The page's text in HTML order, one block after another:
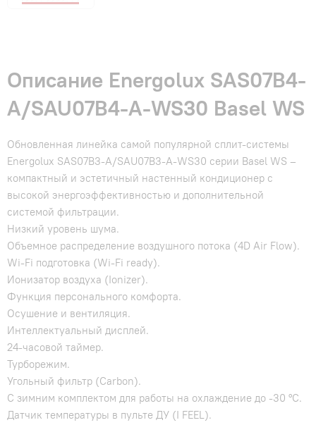
Описание Energolux SAS07B4-
A/SAU07B4-A-WS30 Basel WS
Обновленная линейка самой популярной сплит-системы
Energolux SAS07B3-A/SAU07B3-A-WS30 серии Basel WS –
компактный и эстетичный настенный кондиционер с
высокой энергоэффективностью и дополнительной
системой фильтрации.
Низкий уровень шума.
Объемное распределение воздушного потока (4D Air Flow).
Wi-Fi подготовка (Wi-Fi ready).
Ионизатор воздуха (Ionizer).
Функция персонального комфорта.
Осушение и вентиляция.
Интеллектуальный дисплей.
24-часовой таймер.
Турборежим.
Угольный фильтр (Carbon).
С зимним комплектом для работы на охлаждение до -30 °C.
Датчик температуры в пульте ДУ (I FEEL).